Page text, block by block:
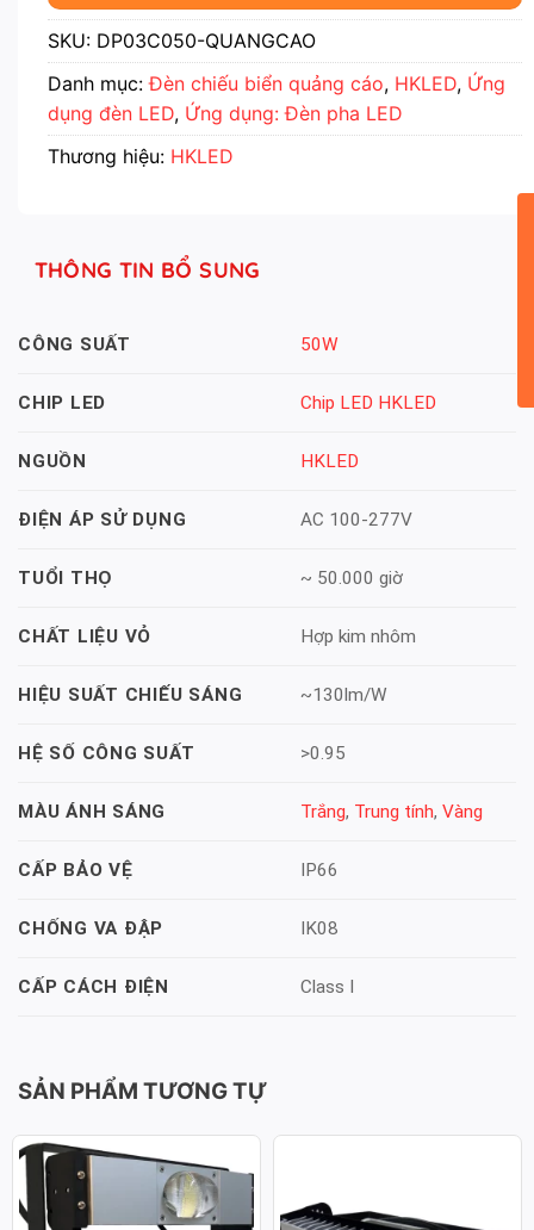
SKU: DP03C050-QUANGCAO
Danh mục:Đèn chiếu biển quảng cáo, HKLED, Ứng
dụng đèn LED, Ứng dụng: Đèn pha LED
Thương hiệu: HKLED
THÔNG TIN BỔ SUNG
CÔNG SUẤT 50W
CHIP LED Chip LED HKLED
NGUỒN HKLED
ĐIỆN ÁP SỬ DỤNG AC 100-277V
TUỔI THỌ ~ 50.000 giờ
CHẤT LIỆU VỎ Hợp kim nhôm
HIỆU SUẤT CHIẾU SÁNG ~130lm/W
HỆ SỐ CÔNG SUẤT >0.95
MÀU ÁNH SÁNG Trắng, Trung tính, Vàng
CẤP BẢO VỆ IP66
CHỐNG VA ĐẬP IK08
CẤP CÁCH ĐIỆN Class I
SẢN PHẨM TƯƠNG TỰ